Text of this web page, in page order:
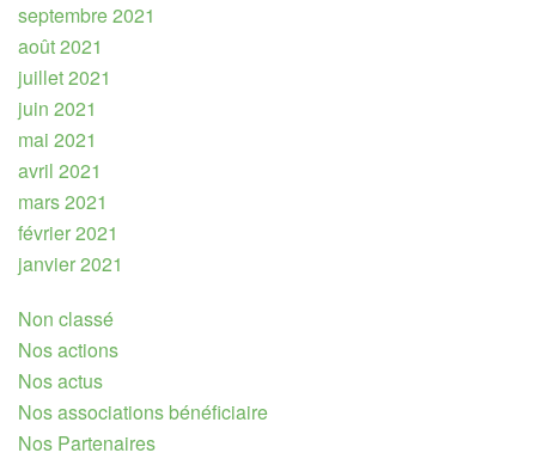
septembre 2021
août 2021
juillet 2021
juin 2021
mai 2021
avril 2021
mars 2021
février 2021
janvier 2021
Non classé
Nos actions
Nos actus
Nos associations bénéficiaire
Nos Partenaires